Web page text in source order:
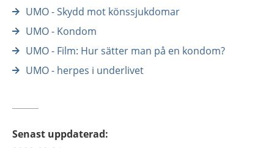
UMO - Skydd mot könssjukdomar
UMO - Kondom
UMO - Film: Hur sätter man på en kondom?
UMO - herpes i underlivet
Senast uppdaterad: